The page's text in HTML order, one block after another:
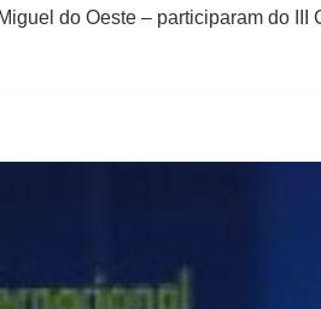
do Oeste – participaram do